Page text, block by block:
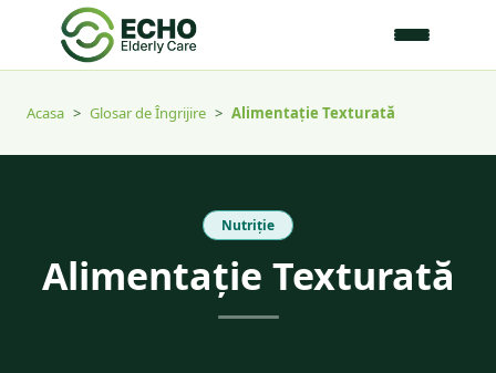
Acasa > Glosar de Îngrijire > Alimentație Texturată
Nutriție
Alimentație Texturată